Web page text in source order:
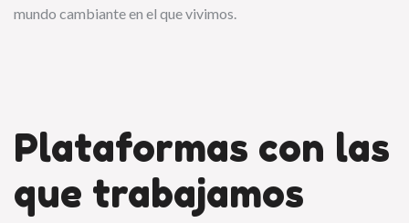
mundo cambiante en el que vivimos.
Plataformas con las
que trabajamos